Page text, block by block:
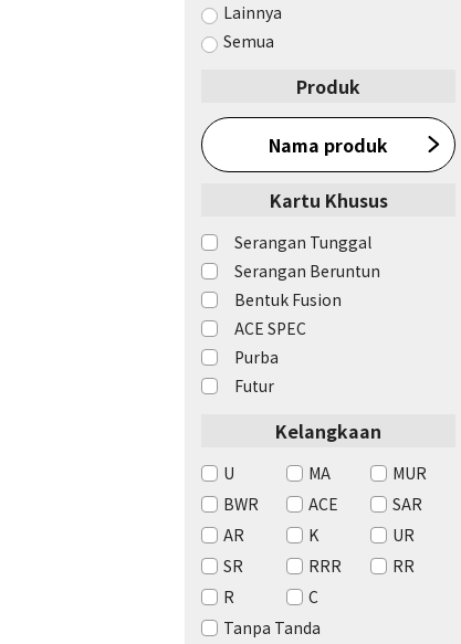
Lainnya
Semua
Produk
Nama produk
Kartu Khusus
Serangan Tunggal
Serangan Beruntun
Bentuk Fusion
ACE SPEC
Purba
Futur
Kelangkaan
U MA
MUR
BWR
ACE
SAR
AR
K
UR
SR
RRR
RR
R
C
Tanpa Tanda